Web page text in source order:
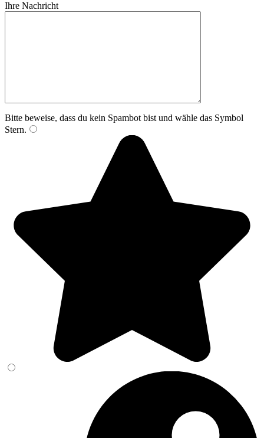
Ihre Nachricht
Bitte beweise, dass du kein Spambot bist und wähle das Symbol
Stern.